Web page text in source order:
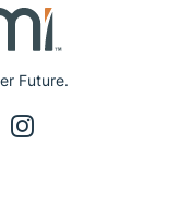
Future.